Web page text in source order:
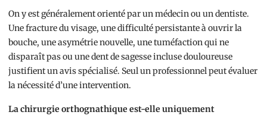
On y est généralement orienté par un médecin ou un dentiste.
Une fracture du visage, une difficulté persistante à ouvrir la
bouche, une asymétrie nouvelle, une tuméfaction qui ne
disparaît pas ou une dent de sagesse incluse douloureuse
justifient un avis spécialisé. Seul un professionnel peut évaluer
la nécessité d’une intervention.
La chirurgie orthognathique est-elle uniquement